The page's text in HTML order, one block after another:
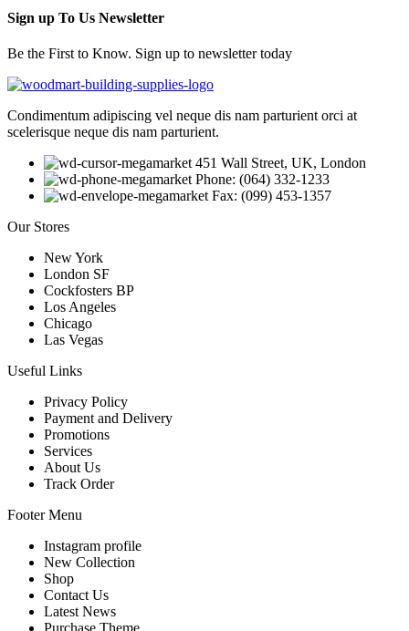
Sign up To Us Newsletter
Be the First to Know. Sign up to newsletter today
Condimentum adipiscing vel neque dis nam parturient orci at
scelerisque neque dis nam parturient.
451 Wall Street, UK, London
Phone: (064) 332-1233
Fax: (099) 453-1357
Our Stores
New York
London SF
Cockfosters BP
Los Angeles
Chicago
Las Vegas
Useful Links
Privacy Policy
Payment and Delivery
Promotions
Services
About Us
Track Order
Footer Menu
Instagram profile
New Collection
Shop
Contact Us
Latest News
Purchase Theme